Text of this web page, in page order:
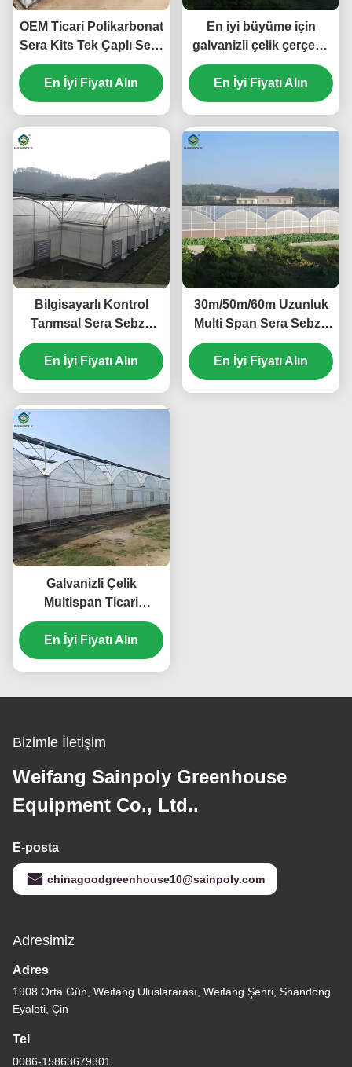
OEM Ticari Polikarbonat
Sera Kits Tek Çaplı Sera
Sebze Tohumu
En İyi Fiyatı Alın
En iyi büyüme için
galvanizli çelik çerçeve
büyük ekonomik plastik
film sera
En İyi Fiyatı Alın
Bilgisayarlı Kontrol
Tarımsal Sera Sebze
Büyütme Sera Özel
boyut
En İyi Fiyatı Alın
30m/50m/60m Uzunluk
Multi Span Sera Sebze
Bitkisi Plastik Film Sera
En İyi Fiyatı Alın
Galvanizli Çelik
Multispan Ticari
Polikarbonat Sera Özel
Uzunluk
En İyi Fiyatı Alın
Bizimle İletişim
Weifang Sainpoly Greenhouse
Equipment Co., Ltd..
E-posta
chinagoodgreenhouse10@sainpoly.com
Adresimiz
Adres
1908 Orta Gün, Weifang Uluslararası, Weifang Şehri, Shandong
Eyaleti, Çin
Tel
0086-15863679301